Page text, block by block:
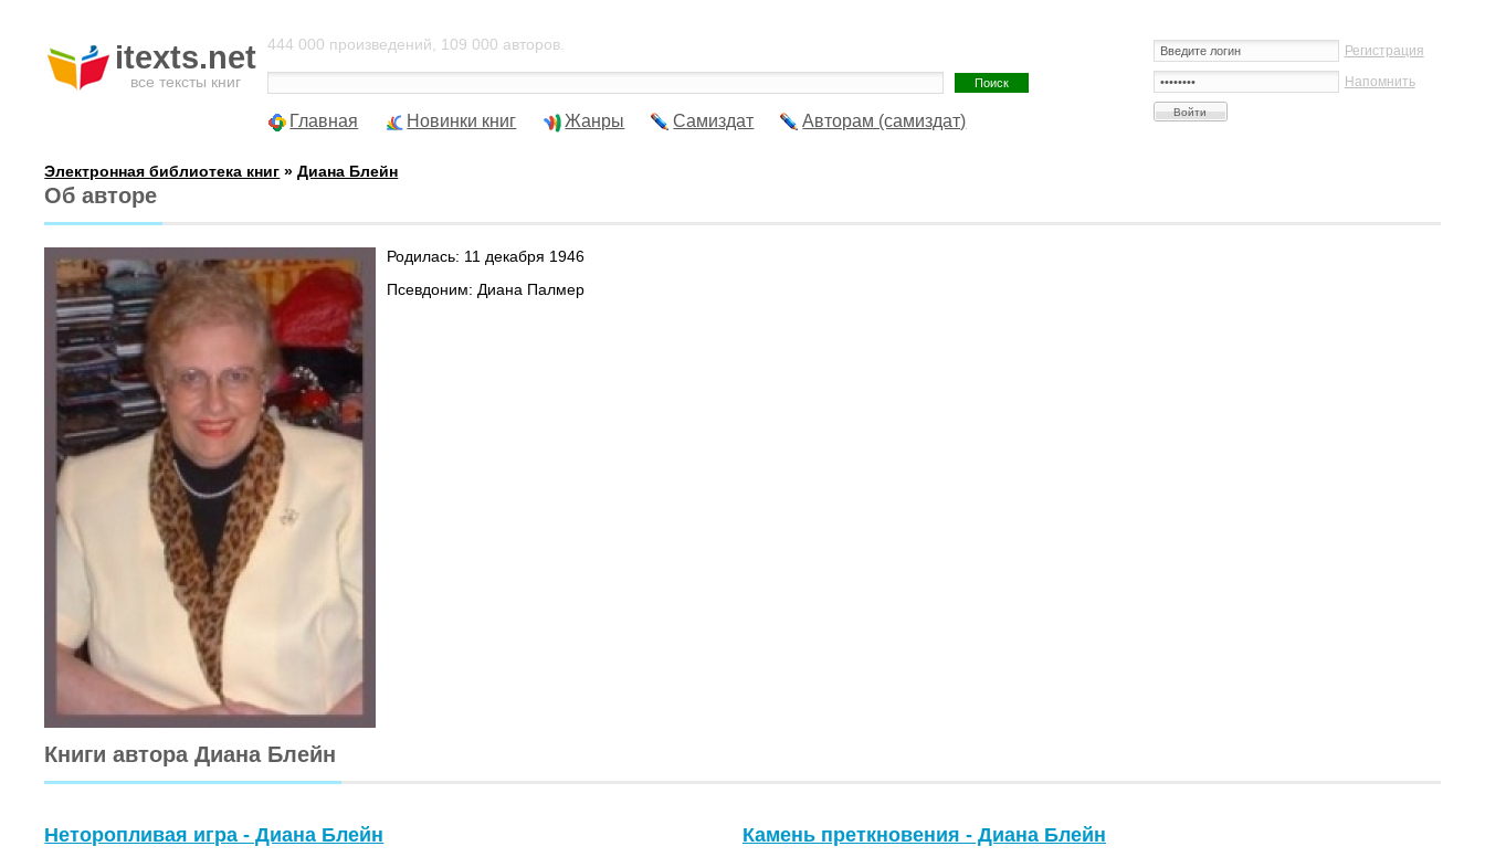
itexts.net
все тексты книг
Регистрация
Напомнить
444 000 произведений, 109 000 авторов.
Главная Новинки книг Жанры Самиздат Авторам (самиздат)
Электронная библиотека книг »Диана Блейн
Об авторе
Родилась: 11 декабря 1946
Псевдоним: Диана Палмер
Книги автора Диана Блейн
Неторопливая игра - Диана Блейн Камень преткновения - Диана Блейн